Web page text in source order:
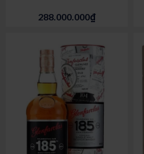
288.000.000₫